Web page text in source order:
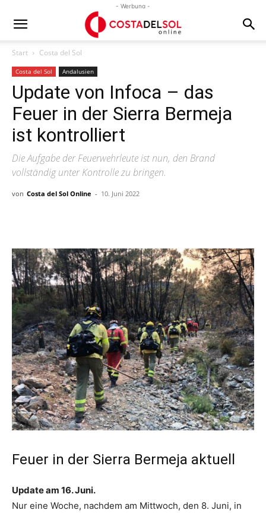
- Werbung -
Start Costa del Sol
Costa del Sol Andalusien
Update von Infoca – das
Feuer in der Sierra Bermeja
ist kontrolliert
Die Aufgabe der Feuerwehrleute ist nun, den Brand
vollständig unter Kontrolle zu bringen.
von Costa del Sol Online - 10. Juni 2022
Feuer in der Sierra Bermeja aktuell
Update am 16. Juni.
Nur eine Woche, nachdem am Mittwoch, den 8. Juni, in